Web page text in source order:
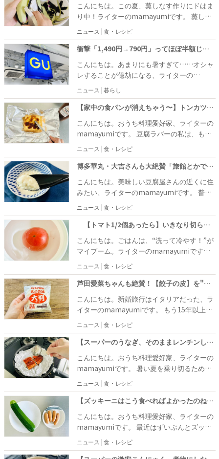
は当たり前のように捨てていましたが……な
んと！皮まで活用しちゃうレシピを発見。 き
ゅうりの炒め物が、今まで以上に美味しくな
りそうなヒントの詰まったレシピだったの
で、さっそく試してみました♪
こんにちは。この夏、蒸しなす作りにドはま
り中！ライターのmamayumiです。 蒸しな
すはもちろん、焼きなすなどを作る際にピー
ラーでむいた皮。どうしていますか？ 以前蒸
しなすばかり作っていた私は、大量に発生す
る皮の活用方法はないものかと悩んでいまし
た。 そんなときに見つけた、なすの皮だけを
使ったレシピ。もう、すでに何度もリピする
ほどお気に入りなのでシェアします！
ニュース | 食・レシピ
衝撃「1,490円→790円」ってほぼ半額じゃん!!【GU】「イエローは早くも在庫なし」「しれっと吸汗速乾」着回し3コーデ
こんにちは。あまりにも暑すぎて……オシャ
レすることが億劫になる、ライターの
mamayumiです。 猛暑日のお出かけは汗だ
く必至。できるだけ涼しい服装を選びたいで
すよね！ できることならノースリーブを着た
いのですが、肩と二の腕をあからさまに露出
するのには抵抗が……。 そんな私のような悩
みをもつ人に、超絶オススメなTシャツをGU
で発見しました♪
ニュース | 暮らし
【家中の食パンが消えちゃう〜】トンカツを使わず作るカツサンドが激ウマ！「早くやればよかった…」
こんにちは。おうち料理愛好家、ライターの
mamayumiです。 豆腐ラバーの私は、もち
ろん厚揚げも大好き。豆腐に香ばしさや食べ
応えの加わった厚揚げは最強！ 煮ても焼いて
も、炒めても美味しい万能食材ですが、今回
は意外すぎる使い方をご紹介したいと思いま
す。
ニュース | 食・レシピ
博多華丸・大吉さんも大絶賛「旅館とかで出てくるやつ〜!!」テレビ見てすぐに試した「材料はたったふたつ」「レンジで2分」出来立てレシピ
こんにちは。美味しい豆腐屋さんの近くに住
みたい、ライターのmamayumiです。 普段
は最寄りのスーパーで買えるお手頃な豆腐を
買っていますが、たま～に贅沢気分で有名な
豆腐屋さんの豆腐を求めて百貨店へ向かうこ
たらいいのに……。と思っていたところ、簡
単にできたての豆腐を作れる方法を知りまし
た！ 豆腐はできたての状態がとても美味しい
らしく、その状態を自宅でも再現することが
できるそうなんです。 さっそっく挑戦してみ
ました！
ニュース | 食・レシピ
【トマト1/2個あったら】いきなり切らないで!!「ドボンで激ウマ」「炎天下の庭作業後でもサラッといける！」暑〜い日の救世主レシピ
こんにちは。ごはんは、“洗って冷やす！”が
マイブーム。ライターのmamayumiです。
先日、永谷園公式の冷やし茶づけのアレンジ
レシピをご紹介しました。そこで初挑戦した
のが、ごはんの水洗い。 茹でたそうめんを洗
うかのような作業に戸惑いつつも、ごはんも
水で洗ってぬめりと粗熱をとると美味しいこ
とを知りました。 その魅力にどっぷりとハマ
ってしまい、今回もまた別の冷やし茶づけの
アレンジレシピに挑戦してみることにしまし
た♪
ニュース | 食・レシピ
芦田愛菜ちゃんも絶賛！【餃子の皮】を"あの液体"にドボン！世界一の職人が伝授「これは、もうイタリア〜ン！」一瞬でペロリ
こんにちは。新婚旅行はイタリアだった、ラ
イターのmamayumiです。 もう15年以上も
前の出来事ですが、イタリアで食べたものは
今でもしっかり忘れずに覚えています
（笑）。 つい先日、ピッツァの本場ナポリに
は、日本人には少し馴染みのない“ピッツァ
フリッタ”という料理があることを知りまし
た。 正直なところ、「ピッツァの揚げ物です
と？なんだか面倒そう……」と思ってしまい
ましたが、餃子の皮を使うことで簡単に再現
することができたのでご紹介します♪
ニュース | 食・レシピ
【スーパーのうなぎ、そのままレンチンしないで！】激安がお店級に！「フワッフワ」もっと早く教えてよ
こんにちは。おうち料理愛好家、ライターの
mamayumiです。 暑い夏を乗り切るために
食べたいものと言えば、やっぱり「うな
ぎ」。専門店やお取り寄せしたうなぎは美味
しいですが、予算もそれなりに必要になりま
うなぎでも、温め方次第でお店のような美味
しいうなぎに大変身するそうですよ！
ニュース | 食・レシピ
【ズッキーニはこう食べればよかったのね！】ウインナーと合わせるのが大正解！「家族がスピード完食」
こんにちは。おうち料理愛好家、ライターの
mamayumiです。 最近はずいぶんとズッキ
ーニがお手頃価格になったので、買い物に行
くたびに無意識にカゴに入れてしまいます
ニュース | 食・レシピ